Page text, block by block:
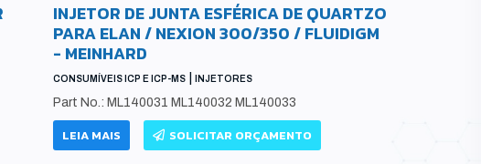
INJETOR DE JUNTA ESFÉRICA DE QUARTZO
PARA ELAN / NEXION 300/350 / FLUIDIGM
- MEINHARD
CONSUMÍVEIS ICP E ICP-MS INJETORES
Part No.: ML140031 ML140032 ML140033
LEIA MAIS SOLICITAR ORÇAMENTO